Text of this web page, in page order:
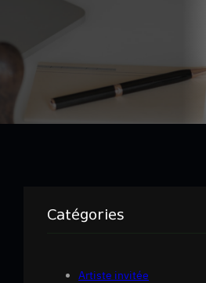
Catégories
Artiste invitée